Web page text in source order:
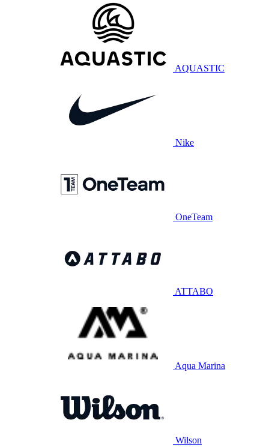
AQUASTIC
Nike
OneTeam
ATTABO
Aqua Marina
Wilson